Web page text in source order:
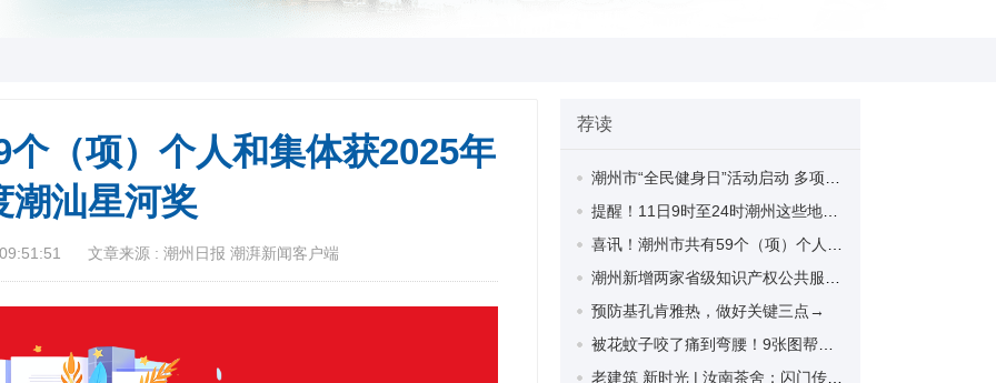
（项）个人和集体获2025年
潮汕星河奖
文章来源 : 潮州日报 潮湃新闻客户端
荐读
预防基孔肯雅热，做好关键三点→